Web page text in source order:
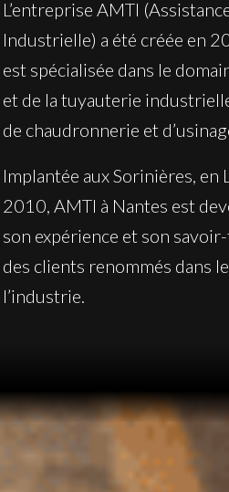
L’entreprise AMTI
Industrielle) a été créée en
est spécialisée dans le
et de la tuyauterie
de chaudronnerie et
Implantée aux Sorinières,
2010, AMTI à Nantes est
son expérience et son
des clients renommés dans
l’industrie.